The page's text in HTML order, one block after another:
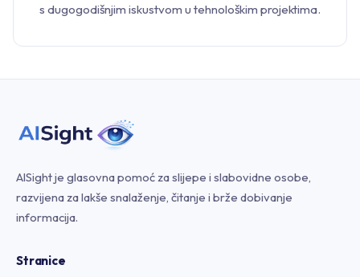
s dugogodišnjim iskustvom u tehnološkim projektima.
AISight je glasovna pomoć za slijepe i slabovidne osobe,
razvijena za lakše snalaženje, čitanje i brže dobivanje
informacija.
Stranice